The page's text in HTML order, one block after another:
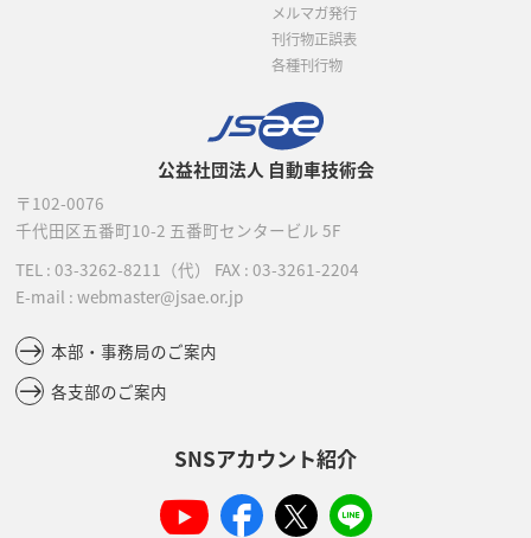
公益社団法人 自動車技術会
〒102-0076
千代田区五番町10-2 五番町センタービル 5F
TEL : 03-3262-8211 （代） FAX : 03-3261-2204
E-mail : webmaster@jsae.or.jp
本部・事務局のご案内
各支部のご案内
SNSアカウント紹介
メルマガ発行
刊行物正誤表
各種刊行物